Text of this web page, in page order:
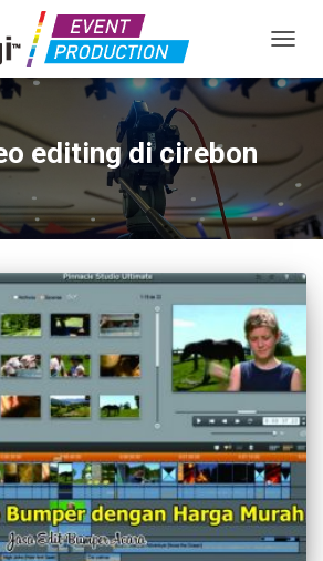
editing di cirebon